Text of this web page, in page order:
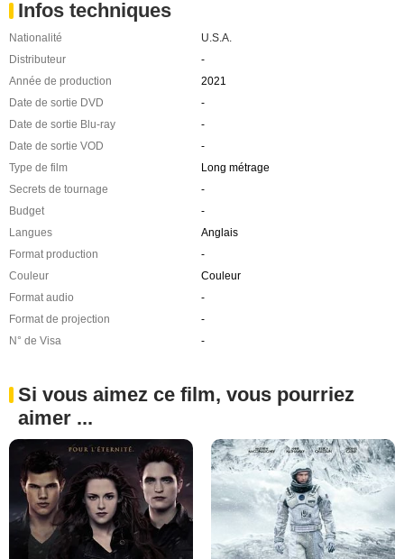
Infos techniques
Nationalité
U.S.A.
Distributeur
-
Année de production
2021
Date de sortie DVD
-
Date de sortie Blu-ray
-
Date de sortie VOD
-
Type de film
Long métrage
Secrets de tournage
-
Budget
-
Langues
Anglais
Format production
-
Couleur
Couleur
Format audio
-
Format de projection
-
N° de Visa
-
Si vous aimez ce film, vous pourriez
aimer ...